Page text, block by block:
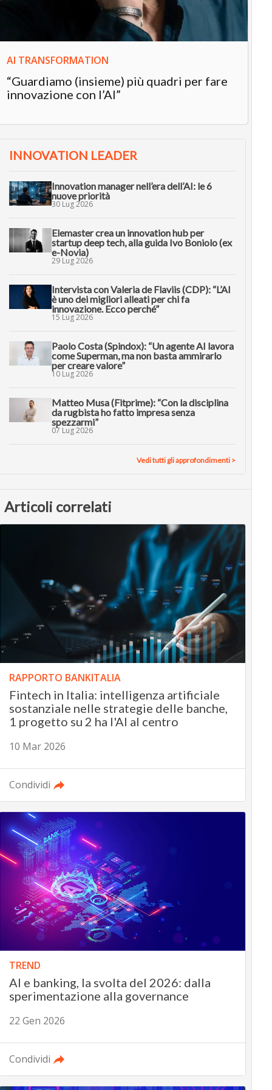
AI TRANSFORMATION
“Guardiamo (insieme) più quadri per fare
innovazione con l’AI”
INNOVATION LEADER
Innovation manager nell’era dell’AI: le 6
nuove priorità
30 Lug 2026
Elemaster crea un innovation hub per
startup deep tech, alla guida Ivo Boniolo (ex
e-Novia)
29 Lug 2026
Intervista con Valeria de Flaviis (CDP): “L’AI
è uno dei migliori alleati per chi fa
innovazione. Ecco perché”
15 Lug 2026
Paolo Costa (Spindox): “Un agente AI lavora
come Superman, ma non basta ammirarlo
per creare valore”
10 Lug 2026
Matteo Musa (Fitprime): “Con la disciplina
da rugbista ho fatto impresa senza
spezzarmi”
07 Lug 2026
Vedi tutti gli approfondimenti >
Articoli correlati
RAPPORTO BANKITALIA
Fintech in Italia: intelligenza artificiale
sostanziale nelle strategie delle banche,
1 progetto su 2 ha l'AI al centro
10 Mar 2026
Condividi
TREND
AI e banking, la svolta del 2026: dalla
sperimentazione alla governance
22 Gen 2026
Condividi